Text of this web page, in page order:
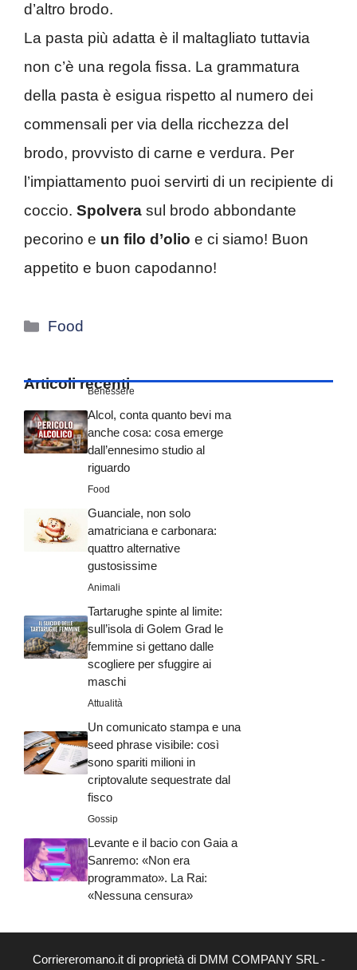
d’altro brodo.
La pasta più adatta è il maltagliato tuttavia
non c’è una regola fissa. La grammatura
della pasta è esigua rispetto al numero dei
commensali per via della ricchezza del
brodo, provvisto di carne e verdura. Per
l’impiattamento puoi servirti di un recipiente di
coccio. Spolvera sul brodo abbondante
pecorino e un filo d’olio e ci siamo! Buon
appetito e buon capodanno!
Categorie
Food
Articoli recenti
Benessere
Alcol, conta quanto bevi ma
anche cosa: cosa emerge
dall’ennesimo studio al
riguardo
Food
Guanciale, non solo
amatriciana e carbonara:
quattro alternative
gustosissime
Animali
Tartarughe spinte al limite:
sull’isola di Golem Grad le
femmine si gettano dalle
scogliere per sfuggire ai
maschi
Attualità
Un comunicato stampa e una
seed phrase visibile: così
sono spariti milioni in
criptovalute sequestrate dal
fisco
Gossip
Levante e il bacio con Gaia a
Sanremo: «Non era
programmato». La Rai:
«Nessuna censura»
Corriereromano.it di proprietà di DMM COMPANY SRL -